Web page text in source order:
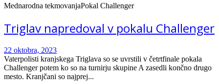
Mednarodna tekmovanjaPokal Challenger
Triglav napredoval v pokalu Challenger
22 oktobra, 2023
Vaterpolisti kranjskega Triglava so se uvrstili v četrtfinale pokala
Challenger potem ko so na turnirju skupine A zasedli končno drugo
mesto. Kranjčani so najprej...